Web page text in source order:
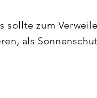
sollte zum
als
in Aalen.